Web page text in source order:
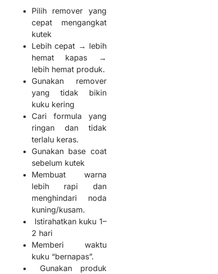
Pilih remover yang
cepat mengangkat
kutek
Lebih cepat → lebih
hemat kapas →
lebih hemat produk.
Gunakan remover
yang tidak bikin
kuku kering
Cari formula yang
ringan dan tidak
terlalu keras.
Gunakan base coat
sebelum kutek
Membuat warna
lebih rapi dan
menghindari noda
kuning/kusam.
Istirahatkan kuku 1–
2 hari
Memberi waktu
kuku “bernapas”.
Gunakan produk